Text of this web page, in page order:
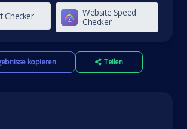
Checker
Website Speed
Checker
kopieren Teilen